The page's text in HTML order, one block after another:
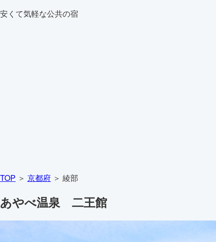
安くて気軽な公共の宿
TOP ＞ 京都府 ＞ 綾部
あやべ温泉 二王館